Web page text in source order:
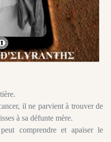
il ne parvient à trouver de
à sa défunte mère.
comprendre et apaiser le